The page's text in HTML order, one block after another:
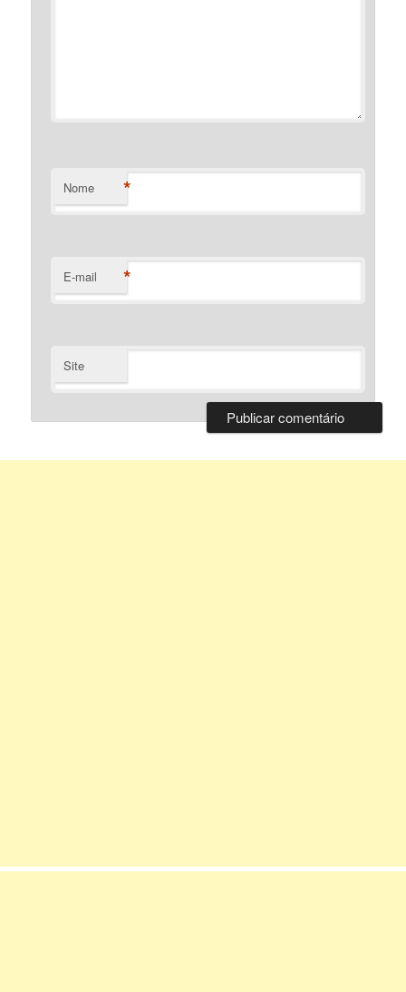
Nome *
E-mail *
Site